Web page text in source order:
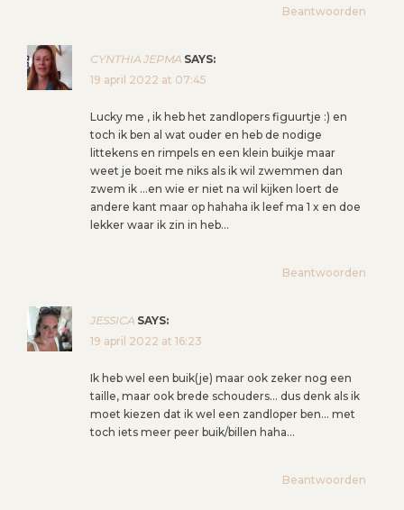
T
I
Beantwoorden
CYNTHIA JEPMA SAYS:
19 april 2022 at 07:45
Lucky me , ik heb het zandlopers figuurtje :) en
toch ik ben al wat ouder en heb de nodige
littekens en rimpels en een klein buikje maar
weet je boeit me niks als ik wil zwemmen dan
zwem ik …en wie er niet na wil kijken loert de
andere kant maar op hahaha ik leef ma 1 x en doe
lekker waar ik zin in heb…
Beantwoorden
JESSICA SAYS:
19 april 2022 at 16:23
Ik heb wel een buik(je) maar ook zeker nog een
taille, maar ook brede schouders… dus denk als ik
moet kiezen dat ik wel een zandloper ben… met
toch iets meer peer buik/billen haha…
Beantwoorden